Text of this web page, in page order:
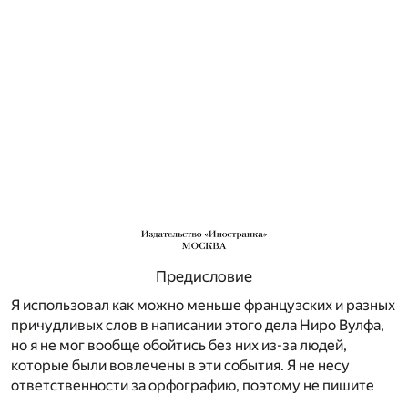
Предисловие
Я использовал как можно меньше французских и разных
причудливых слов в написании этого дела Ниро Вулфа,
но я не мог вообще обойтись без них из-за людей,
которые были вовлечены в эти события. Я не несу
ответственности за орфо­графию, поэтому не пишите